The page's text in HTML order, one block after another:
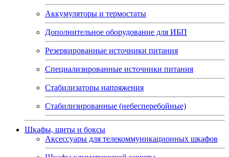
Аккумуляторы и термостаты
Дополнительное оборудование для ИБП
Резервированные источники питания
Специализированные источники питания
Стабилизаторы напряжения
Стабилизированные (небесперебойные)
Шкафы, щиты и боксы
Аксессуары для телекоммуникационных шкафов